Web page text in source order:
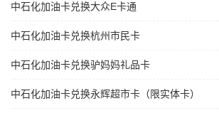
中石化加油卡兑换大众E卡通
中石化加油卡兑换杭州市民卡
中石化加油卡兑换驴妈妈礼品卡
中石化加油卡兑换永辉超市卡（限实体卡）